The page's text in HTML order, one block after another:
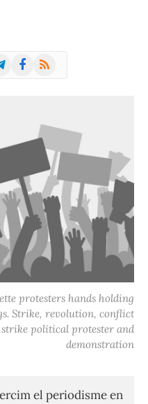
Facebook
RSS
protesters hands holding
Strike, revolution, conflict
political protester and
demonstration
el periodisme en